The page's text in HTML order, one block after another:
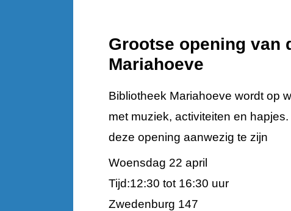
Grootse opening van
Mariahoeve
Bibliotheek Mariahoeve wordt op
met muziek, activiteiten en
deze opening aanwezig te zijn
Woensdag 22 april
Tijd:12:30 tot 16:30 uur
Zwedenburg 147